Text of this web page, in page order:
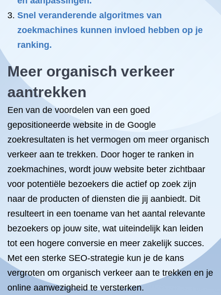
Snel veranderende algoritmes van
zoekmachines kunnen invloed hebben op je
ranking.
Meer organisch verkeer
aantrekken
Een van de voordelen van een goed
gepositioneerde website in de Google
zoekresultaten is het vermogen om meer organisch
verkeer aan te trekken. Door hoger te ranken in
zoekmachines, wordt jouw website beter zichtbaar
voor potentiële bezoekers die actief op zoek zijn
naar de producten of diensten die jij aanbiedt. Dit
resulteert in een toename van het aantal relevante
bezoekers op jouw site, wat uiteindelijk kan leiden
tot een hogere conversie en meer zakelijk succes.
Met een sterke SEO-strategie kun je de kans
vergroten om organisch verkeer aan te trekken en je
online aanwezigheid te versterken.